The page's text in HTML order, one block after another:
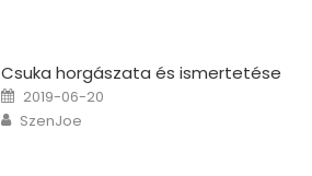
Csuka horgászata és ismertetése
Posted on
2019-06-20
Author
SzenJoe